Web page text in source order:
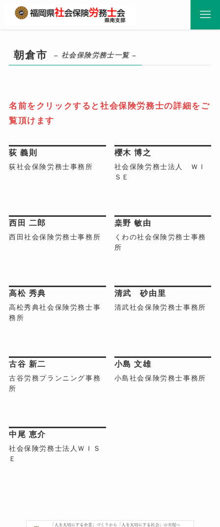
朝倉市 – 社会保険労務士一覧 –
名前をクリックすると社会保険労務士の詳細をご
覧頂けます
荻 義則
荻社会保険労務士事務所
櫻木 博之
社会保険労務士法人 ＷＩ
ＳＥ
西田 二郎
西田社会保険労務士事務所
桒野 敏由
くわの社会保険労務士事務
所
高松 秀典
高松秀典社会保険労務士事
務所
清武 砂由里
清武社会保険労務士事務所
古谷 新二
古谷労務プランニング事務
所
小島 文雄
小島社会保険労務士事務所
中尾 恵介
社会保険労務士法人ＷＩＳ
Ｅ